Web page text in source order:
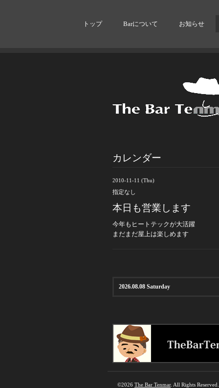
トップ Barについて お知らせ
カレンダー
2010-11-11 (Thu)
指定なし
本日も営業します
今年もヒートテックが大活躍
まだまだ屋上は楽しめます
2026.08.08 Saturday
©2026 The Bar Tenmar. All Rights Reserved.